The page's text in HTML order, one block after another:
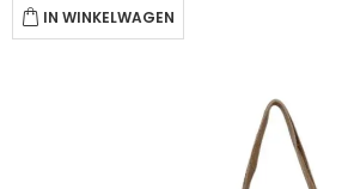
IN WINKELWAGEN